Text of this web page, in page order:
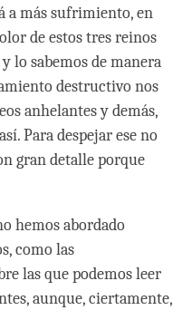
a más sufrimiento, en
de estos tres reinos
lo sabemos de manera
destructivo nos
anhelantes y demás,
Para despejar ese no
gran detalle porque
hemos abordado
como las
las que podemos leer
aunque, ciertamente,